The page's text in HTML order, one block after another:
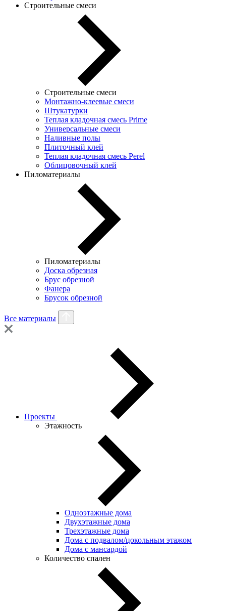
Строительные смеси
Строительные смеси
Монтажно-клеевые смеси
Штукатурки
Теплая кладочная смесь Prime
Универсальные смеси
Наливные полы
Плиточный клей
Теплая кладочная смесь Perel
Облицовочный клей
Пиломатериалы
Пиломатериалы
Доска обрезная
Брус обрезной
Фанера
Брусок обрезной
Все материалы
Проекты
Этажность
Одноэтажные дома
Двухэтажные дома
Трехэтажные дома
Дома с подвалом/цокольным этажом
Дома с мансардой
Количество спален